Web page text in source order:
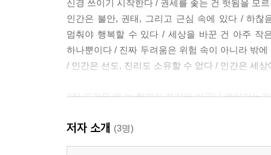
신경 쓰이기 시작한다 / 권세를 좇는 건 헛됨을 모
인간은 불안, 권태, 그리고 근심 속에 있다 / 하
멈춰야 행복할 수 있다 / 세상을 바꾼 건 아주 작
하나뿐이다 / 진짜 두려움은 위험 속이 아니라 밖
/ 인간은 선도, 진리도 소유할 수 없다 / 인간은 세
2장 인간은 왜 늘 현재의 자기와 어긋나 멀어지는
병든 몸은 새로운 욕망을 만든다 / 인간의 욕망
속인다 / 시간은 상처와 분노를 서서히 치유한다
저자 소개 (3명)